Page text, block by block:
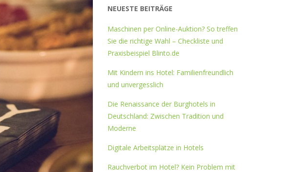
NEUESTE BEITRÄGE
Maschinen per Online-Auktion? So treffen
Sie die richtige Wahl – Checkliste und
Praxisbeispiel Blinto.de
Mit Kindern ins Hotel: Familienfreundlich
und unvergesslich
Die Renaissance der Burghotels in
Deutschland: Zwischen Tradition und
Moderne
Digitale Arbeitsplätze in Hotels
Rauchverbot im Hotel? Kein Problem mit